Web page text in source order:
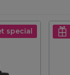
special